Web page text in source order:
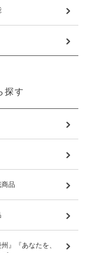
探す
品
』『あなたを、